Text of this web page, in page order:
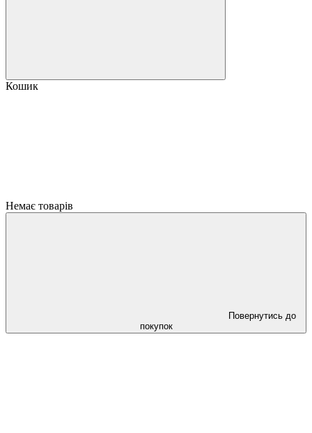
Кошик
Немає товарів
Повернутись до
покупок